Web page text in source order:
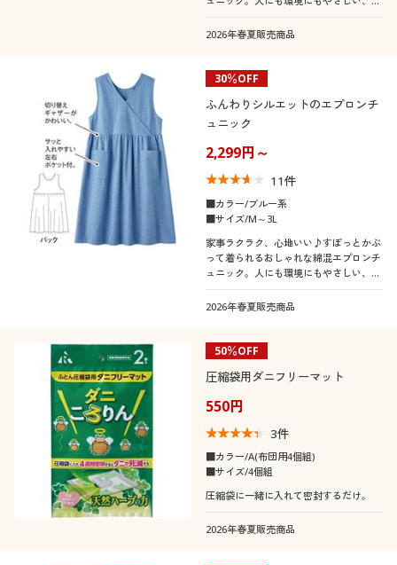
ーに活躍!ふっくらさん対応サイズ
2026年春夏販売商品
30％OFF
ふんわりシルエットのエプロンチ
ュニック
2,299円～
11件
■カラー/ブルー系
■サイズ/M～3L
家事ラクラク、心地いい♪すぽっとかぶ
って着られるおしゃれな綿混エプロンチ
ュニック。人にも環境にもやさしい、リ
サイクルコットン混の平織素材でデイリ
ーに活躍!ふっくらさん対応サイズ
2026年春夏販売商品
50％OFF
圧縮袋用ダニフリーマット
550円
3件
■カラー/A(布団用4個組)
■サイズ/4個組
圧縮袋に一緒に入れて密封するだけ。
2026年春夏販売商品